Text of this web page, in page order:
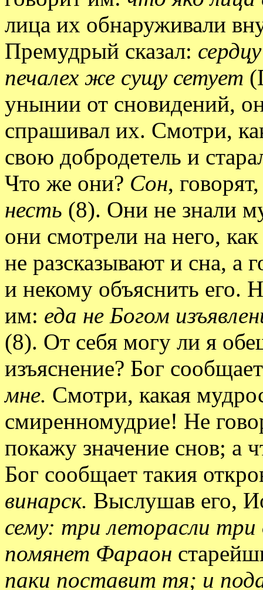
лица их обнаруживали
Премудрый сказал:
печалех же сущу сетует
унынии от сновидений,
спрашивал их. Смотри,
свою добродетель и
Что же они? Сон,
несть (8). Они не знали
они смотрели на него,
не разсказывают и сна, а
и некому объяснить его.
им: еда не Богом
(8). От себя могу ли я
изъяснение? Бог
мне. Смотри, какая
смиренномудрие! Не
покажу значение снов; а
Бог сообщает такия
винарск. Выслушав его,
сему: три леторасли
помянет Фараон
паки поставит тя; и